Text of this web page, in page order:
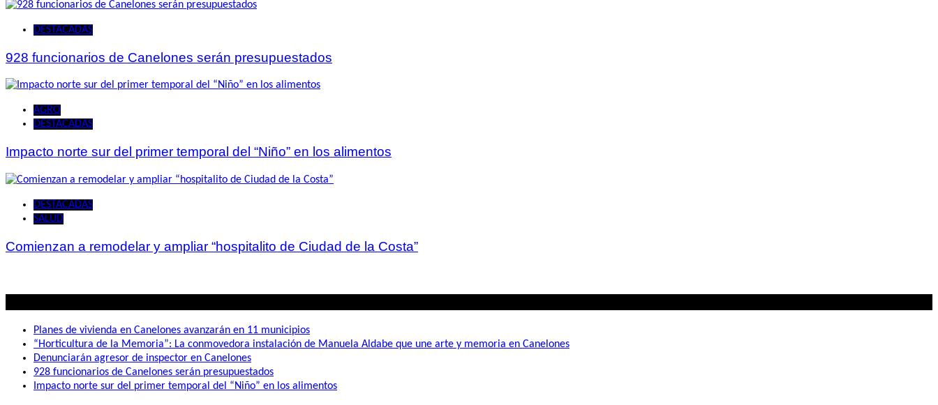
DESTACADAS
928 funcionarios de Canelones serán presupuestados
AGRO
DESTACADAS
Impacto norte sur del primer temporal del “Niño” en los alimentos
DESTACADAS
SALUD
Comienzan a remodelar y ampliar “hospitalito de Ciudad de la Costa”
Planes de vivienda en Canelones avanzarán en 11 municipios
“Horticultura de la Memoria”: La conmovedora instalación de Manuela Aldabe que une arte y memoria en Canelones
Denunciarán agresor de inspector en Canelones
928 funcionarios de Canelones serán presupuestados
Impacto norte sur del primer temporal del “Niño” en los alimentos